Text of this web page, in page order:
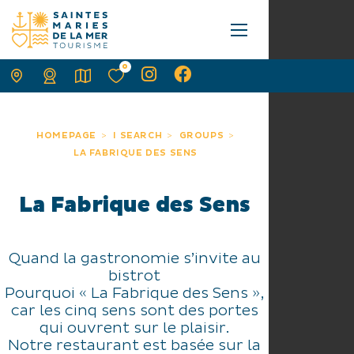
HOMEPAGE I SEARCH
GROUPS
LA FABRIQUE DES SENS
La Fabrique des Sens
Quand la gastronomie s’invite au
bistrot
Pourquoi « La Fabrique des Sens »,
car les cinq sens sont des portes
qui ouvrent sur le plaisir.
Notre restaurant est basée sur la
0